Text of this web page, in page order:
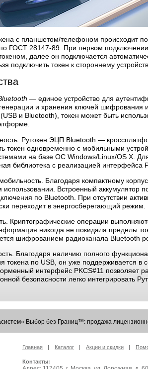
с планшетом/телефоном происходит
ГОСТ 28147-89. При первом подключении
далее он подключается
подключить токен к стороннему
— единое устройство для
и хранения ключей шифрования
и Bluetooth), токен может быть
. Рутокен ЭЦП Bluetooth —
токен одновременно с мобильными
на базе ОС Windows/Linux/OS X.
библиотека с реализацией интерфейса
. Благодаря компактному
Встроенный аккумулятор
по Bluetooth. При отсутствии
переходит в энергосберегающий режим.
. Криптографические операции
никогда не покидала пределы
шифрованием радиоканала Bluetooth
. Благодаря наличию полного
токена по USB, он уже поддерживается в
интерфейс PKCS#11 позволяет
безопасности легко интегрировать
Выбор без Границ™: продажа
Главная Каталог Акции и скидки
Контакты: